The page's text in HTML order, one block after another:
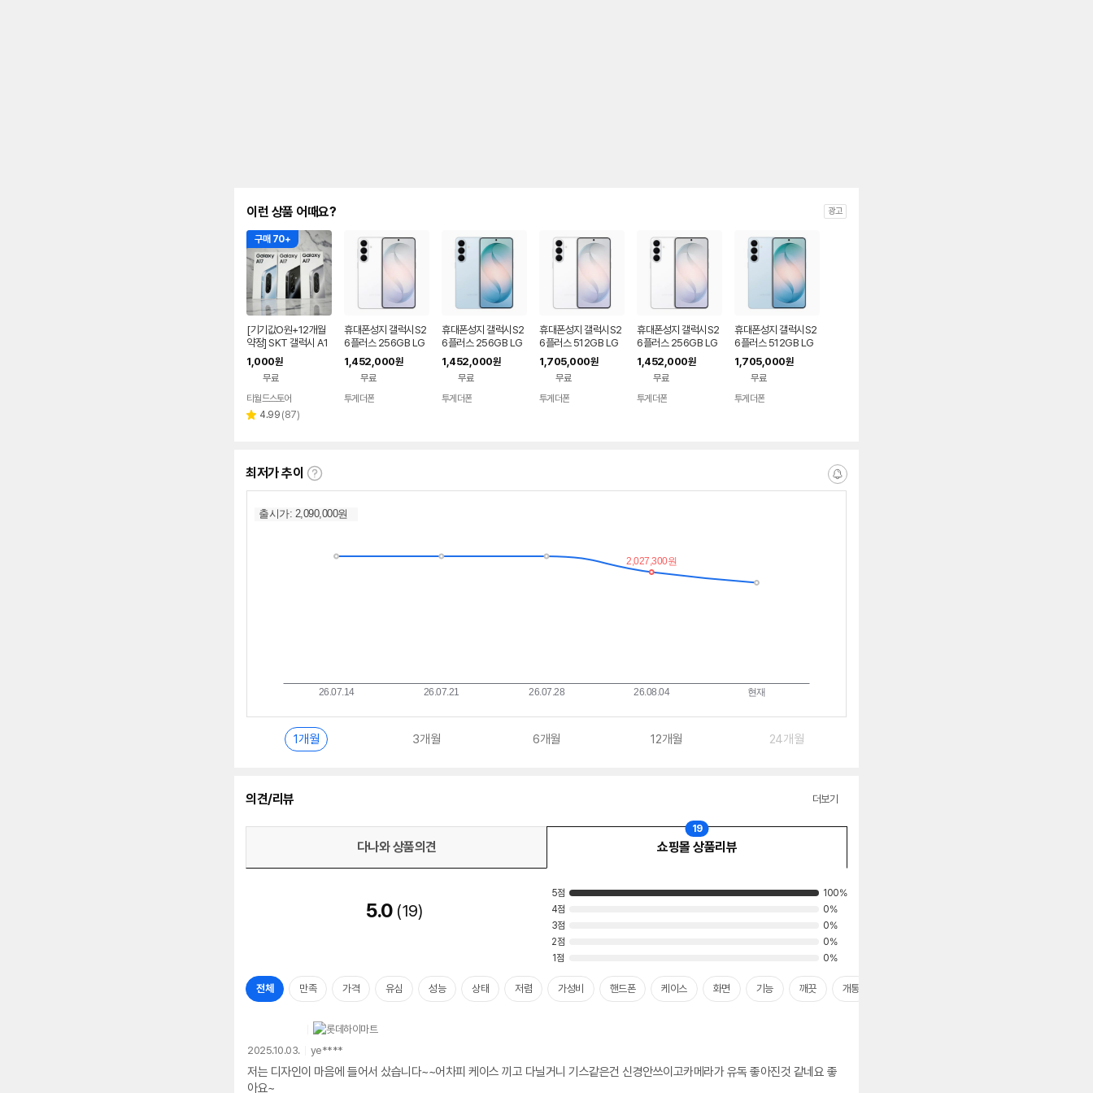
이런 상품 어때요? 광고
구매 70+
[기기값O원+12개월
약정] SKT 갤럭시 A1
7 ZEM 키즈폰 신규가
입 학생폰 어린이
1,000원
무료
페이
티월드스토어
별 4.99 리
(87)
휴대폰성지 갤럭시S2
6플러스 256GB LG
U+ 번호이동
1,452,000원
무료
투게더폰
휴대폰성지 갤럭시S2
6플러스 256GB LG
U+ 번호이동
1,452,000원
무료
투게더폰
휴대폰성지 갤럭시S2
6플러스 512GB LG
U+ 기기변경
1,705,000원
무료
투게더폰
휴대폰성지 갤럭시S2
6플러스 256GB LG
U+ 기기변경
1,452,000원
무료
투게더폰
휴대폰성지 갤럭시S2
6플러스 512GB LG
U+ 기기변경
1,705,000원
무료
투게더폰
최저가 추이
최
가
알
1개월 3개월 6개월 12개월 24개월
의견/리뷰 더보기
다나와 상품의견 쇼핑몰 상품리뷰
19
5.0 19
5점
100%
4점
0%
3점
0%
2점
0%
1점
0%
전체 만족 가격 유심 성능 상태 저렴 가성비 핸드폰 케이스 화면 기능 깨끗 개통
2025.10.03. ye****
저는 디자인이 마음에 들어서 샀습니다~~어차피 케이스 끼고 다닐거니 기스같은건 신경안쓰이고카메라가 유독 좋아진것 같네요 좋
아요~